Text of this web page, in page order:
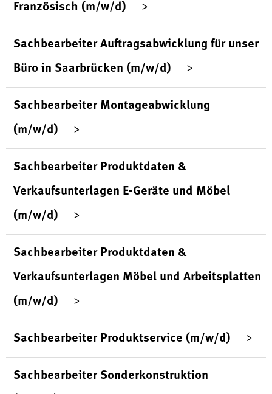
Französisch (m/w/d)
Sachbearbeiter Auftragsabwicklung für unser
Büro in Saarbrücken (m/w/d)
Sachbearbeiter Montageabwicklung
(m/w/d)
Sachbearbeiter Produktdaten &
Verkaufsunterlagen E-Geräte und Möbel
(m/w/d)
Sachbearbeiter Produktdaten &
Verkaufsunterlagen Möbel und Arbeitsplatten
(m/w/d)
Sachbearbeiter Produktservice (m/w/d)
Sachbearbeiter Sonderkonstruktion